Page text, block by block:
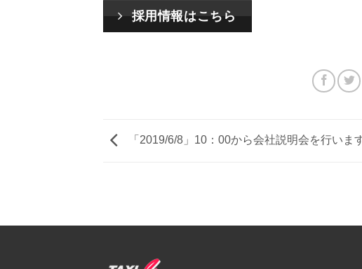
採用情報はこちら
「2019/6/8」10：00から会社説明会を行いま